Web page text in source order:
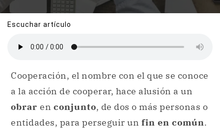
Escuchar artículo
Cooperación, el nombre con el que se conoce
a la acción de cooperar, hace alusión a un
obrar en conjunto, de dos o más personas o
entidades, para perseguir un fin en común.